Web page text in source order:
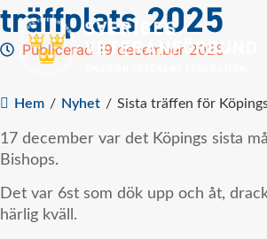
träffplats 2025
Publicerad 19 december 2025
Hem / Nyhet / Sista träffen för
17 december var det Köpings sista
Bishops.
Det var 6st som dök upp och åt,
härlig kväll.